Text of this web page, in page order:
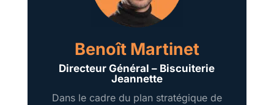
Benoît Martinet
Directeur Général – Biscuiterie
Jeannette
Dans le cadre du plan stratégique de